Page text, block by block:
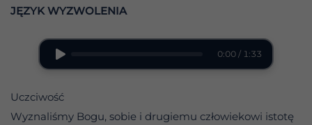
JĘZYK WYZWOLENIA
0:00 / 1:33
Uczciwość
Wyznaliśmy Bogu, sobie i drugiemu człowiekowi istotę